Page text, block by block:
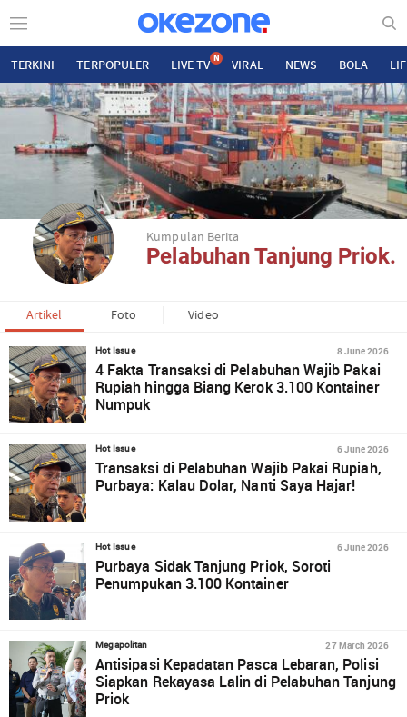
TERKINI TERPOPULER LIVE TV N VIRAL NEWS BOLA
Kumpulan Berita
Pelabuhan Tanjung Priok.
Artikel Foto Video
Hot Issue 8 June 2026
4 Fakta Transaksi di Pelabuhan Wajib Pakai
Rupiah hingga Biang Kerok 3.100 Kontainer
Numpuk
Hot Issue 6 June 2026
Transaksi di Pelabuhan Wajib Pakai Rupiah,
Purbaya: Kalau Dolar, Nanti Saya Hajar!
Hot Issue 6 June 2026
Purbaya Sidak Tanjung Priok, Soroti
Penumpukan 3.100 Kontainer
Megapolitan 27 March 2026
Antisipasi Kepadatan Pasca Lebaran, Polisi
Siapkan Rekayasa Lalin di Pelabuhan Tanjung
Priok